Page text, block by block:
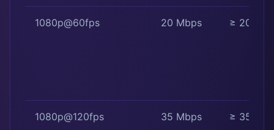
1080p@60fps 20 Mbps ≥ 20
1080p@120fps 35 Mbps ≥ 35